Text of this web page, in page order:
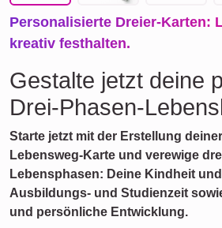
Personalisierte Dreier-Karten:
kreativ festhalten.
Gestalte jetzt deine
Drei-Phasen-
Starte jetzt mit der Erstellung
Lebensweg-Karte und verewige
Lebensphasen: Deine Kindheit
Ausbildungs- und Studienzeit
und persönliche Entwicklung.